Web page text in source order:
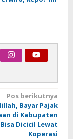
Pos berikutnya
Bayar Pajak
di Kabupaten
Dicicil Lewat
Koperasi